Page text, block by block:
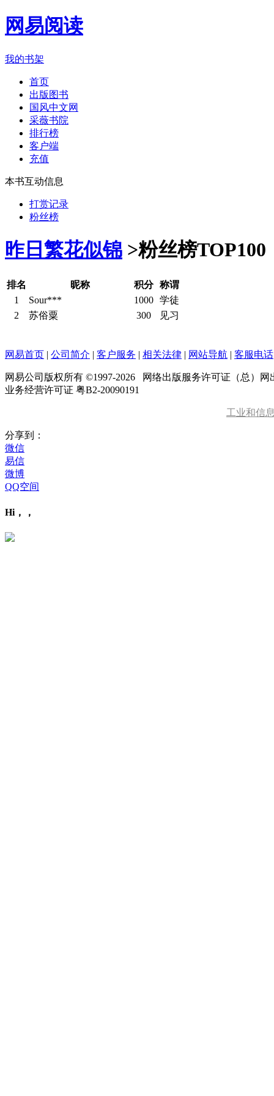
网易阅读
我的书架
首页
出版图书
国风中文网
采薇书院
排行榜
客户端
充值
本书互动信息
打赏记录
粉丝榜
昨日繁花似锦 >粉丝榜TOP100
排名 昵称 积分 称谓
1
Sour*** 1000 学徒
2
苏俗粟 300 见习
网易首页 | 公司简介 | 客户服务 | 相关法律 | 网站导航 | 客服电话
网易公司版权所有 ©1997-2026 网络出版服务许可证（总）网
业务经营许可证 粤B2-20090191
工业和信
分享到：
微信
易信
微博
QQ空间
Hi，，